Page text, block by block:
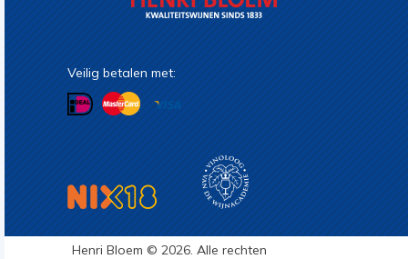
Veilig betalen met:
Henri Bloem © 2026. Alle rechten